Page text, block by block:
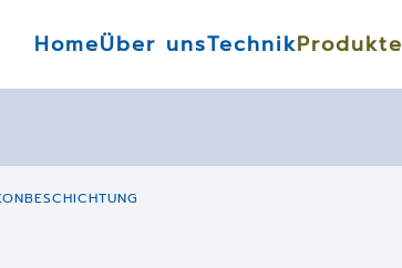
HomeÜber unsTechnikProdukte